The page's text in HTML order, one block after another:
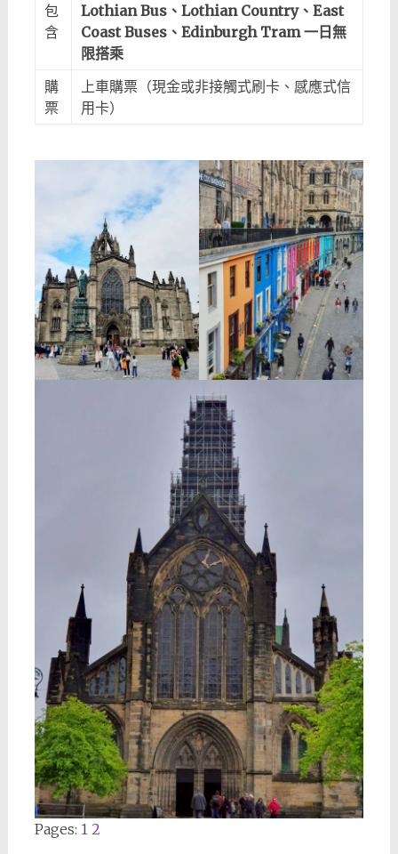
包
含
Lothian Bus、Lothian Country、East
Coast Buses、Edinburgh Tram 一日無
限搭乘
購
票
上車購票（現金或非接觸式刷卡、感應式信
用卡）
Pages: 1 2